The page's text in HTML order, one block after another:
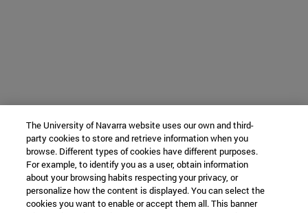
The University of Navarra website uses our own and third-
party cookies to store and retrieve information when you
browse. Different types of cookies have different purposes.
For example, to identify you as a user, obtain information
about your browsing habits respecting your privacy, or
personalize how the content is displayed. You can select the
cookies you want to enable or accept them all. This banner